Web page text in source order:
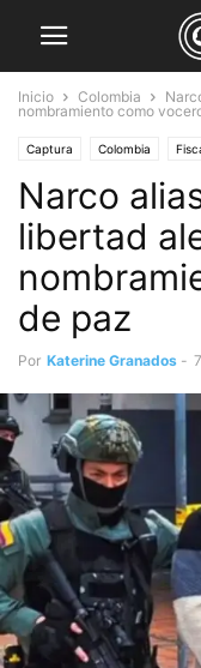
Inicio Colombia
nombramiento como
Captura Colombia
Seguridad
Narco
libertad
de paz
Por Katerine Granados -